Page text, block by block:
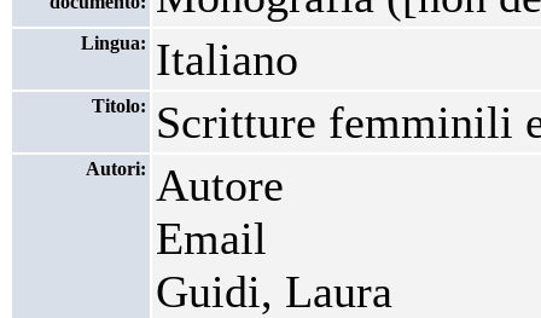
Lingua: Italiano
Titolo: Scritture femminili
Autori: Autore
Email
Guidi, Laura